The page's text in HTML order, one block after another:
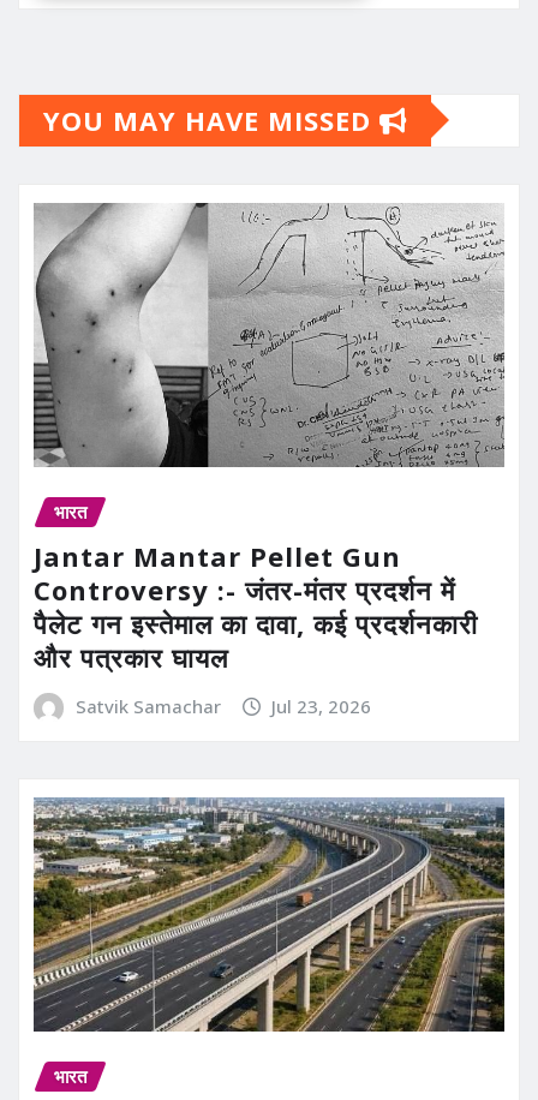
YOU MAY HAVE MISSED
भारत
Jantar Mantar Pellet Gun
Controversy :- जंतर-मंतर प्रदर्शन में
पैलेट गन इस्तेमाल का दावा, कई प्रदर्शनकारी
और पत्रकार घायल
Satvik Samachar Jul 23, 2026
भारत